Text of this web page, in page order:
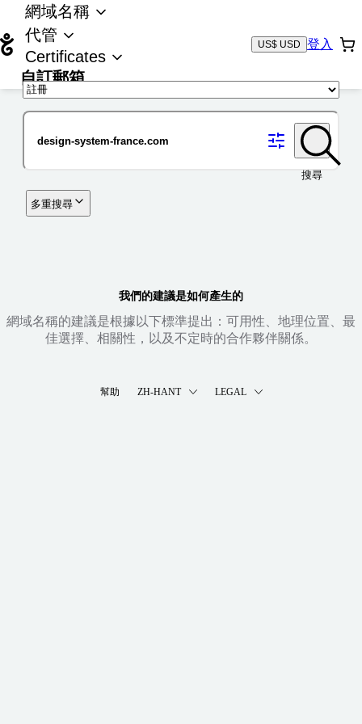
網域名稱
代管
Certificates
自訂郵箱
US$ USD 登入
搜尋
多重搜尋
我們的建議是如何產生的
網域名稱的建議是根據以下標準提出：可用性、地理位置、最
佳選擇、相關性，以及不定時的合作夥伴關係。
幫助 ZH-HANT LEGAL